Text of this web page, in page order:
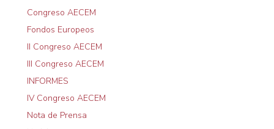
Congreso AECEM
Fondos Europeos
II Congreso AECEM
III Congreso AECEM
INFORMES
IV Congreso AECEM
Nota de Prensa